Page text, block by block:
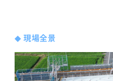
◆現場全景